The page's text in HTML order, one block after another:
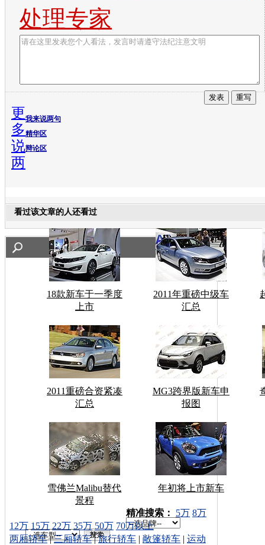
处理专家
我来说两句
精华区
辩论区
更
多
说
两
看过该文章的人还看过
18款新车于一季度
上市
2011年重磅中级车
汇总
2011重磅合资紧凑
汇总
MG3跨界版新车申
报图
雪佛兰Malibu替代
景程
年初将上市新车
车型搜索：
精准搜索： 5万 8万
12万 15万 22万 35万 50万 70万以上
两厢轿车|三厢轿车|旅行轿车 | 敞篷轿车 | 运动